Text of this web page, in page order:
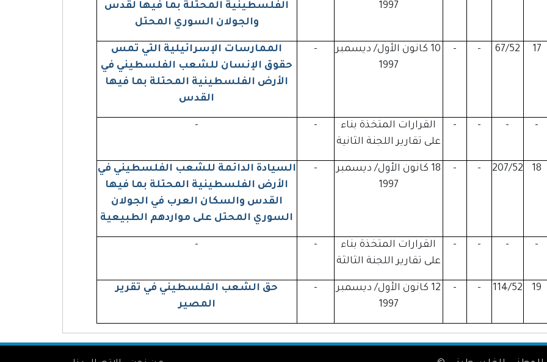
1997
الفلسطينية المحتلة بما فيها لقدس
والجولان السوري المحتل
17
67/52
-
-
10 كانون الأول/ ديسمبر
1997
-
الممارسات الإسرائيلية التي تمس
حقوق الإنسان للشعب الفلسطيني في
الأرض الفلسطينية المحتلة بما فيها
القدس
-
-
-
-
القرارات المتخذة بناء
على تقارير اللجنة الثانية
-
-
18
207/52
-
-
18 كانون الأول/ ديسمبر
1997
-
السيادة الدائمة للشعب الفلسطيني في
الأرض الفلسطينية المحتلة بما فيها
القدس والسكان العرب في الجولان
السوري المحتل على مواردهم الطبيعية
-
-
-
-
القرارات المتخذة بناء
على تقارير اللجنة الثالثة
-
-
19
114/52
-
-
12 كانون الأول/ ديسمبر
1997
-
حق الشعب الفلسطيني في تقرير
المصير